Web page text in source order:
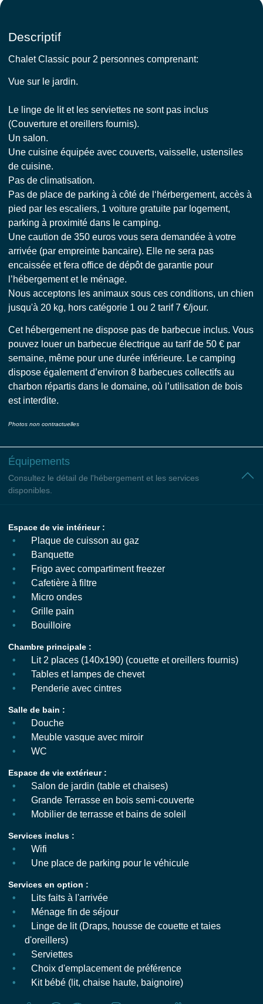
Descriptif
Chalet Classic pour 2 personnes comprenant:
Vue sur le jardin.
Le linge de lit et les serviettes ne sont pas inclus
(Couverture et oreillers fournis).
Un salon.
Une cuisine équipée avec couverts, vaisselle, ustensiles
de cuisine.
Pas de climatisation.
Pas de place de parking à côté de l‘hérbergement, accès à
pied par les escaliers, 1 voiture gratuite par logement,
parking à proximité dans le camping.
Une caution de 350 euros vous sera demandée à votre
arrivée (par empreinte bancaire). Elle ne sera pas
encaissée et fera office de dépôt de garantie pour
l’hébergement et le ménage.
Nous acceptons les animaux sous ces conditions, un chien
jusqu'à 20 kg, hors catégorie 1 ou 2 tarif 7 €/jour.
Cet hébergement ne dispose pas de barbecue inclus. Vous
pouvez louer un barbecue électrique au tarif de 50 € par
semaine, même pour une durée inférieure. Le camping
dispose également d’environ 8 barbecues collectifs au
charbon répartis dans le domaine, où l’utilisation de bois
est interdite.
Photos non contractuelles
Équipements
Consultez le détail de l'hébergement et les services
disponibles.
Espace de vie intérieur :
Plaque de cuisson au gaz
Banquette
Frigo avec compartiment freezer
Cafetière à filtre
Micro ondes
Grille pain
Bouilloire
Chambre principale :
Lit 2 places (140x190) (couette et oreillers fournis)
Tables et lampes de chevet
Penderie avec cintres
Salle de bain :
Douche
Meuble vasque avec miroir
WC
Espace de vie extérieur :
Salon de jardin (table et chaises)
Grande Terrasse en bois semi-couverte
Mobilier de terrasse et bains de soleil
Services inclus :
Wifi
Une place de parking pour le véhicule
Services en option :
Lits faits à l'arrivée
Ménage fin de séjour
Linge de lit (Draps, housse de couette et taies
d'oreillers)
Serviettes
Choix d'emplacement de préférence
Kit bébé (lit, chaise haute, baignoire)